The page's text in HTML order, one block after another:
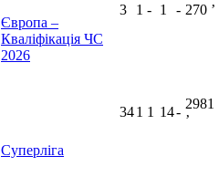
Європа –
Кваліфікація ЧС
2026
3 1 - 1 - 270 ʼ
Суперліга
341 1 14-
2981
ʼ